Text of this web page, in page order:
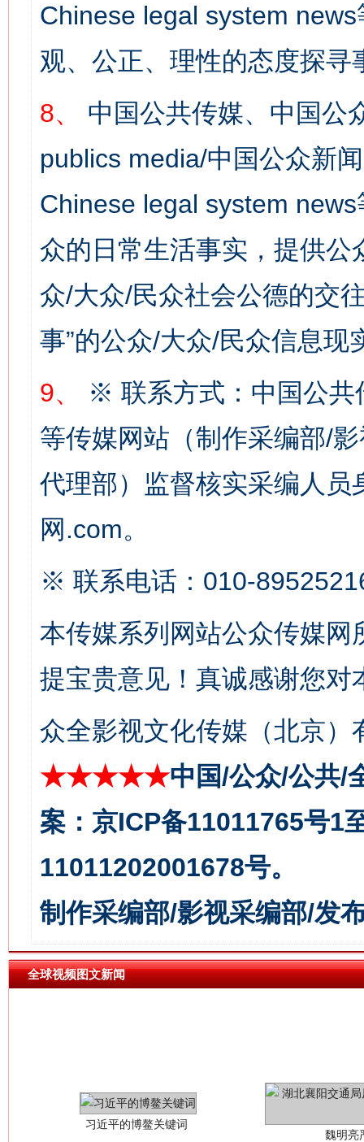
Chinese legal system
观、公正、理性的态度探寻
8、
中国公共传媒、中国公
publics media/中国公众新
Chinese legal system
众的日常生活事实，提供
众/大众/民众社会公德的交
事”的公众/大众/民众信息现
9、
※ 联系方式：中国公共
等传媒网站（制作采编部/
代理部）监督核实采编人员
网.com。
※ 联系电话：010-
本传媒系列网站公众传媒
提宝贵意见！真诚感谢您
众全影视文化传媒（北京）
★★★★★中国/公众/公共/
案：京ICP备11011765号1
11011202001678号。
制作采编部/影视采编部/发
全球视频图文新闻
这是一记警钟！ 谢